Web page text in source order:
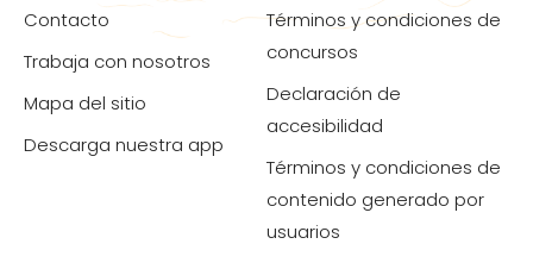
Contacto
Trabaja con nosotros
Mapa del sitio
Descarga nuestra app
Términos y condiciones de
concursos
Declaración de
accesibilidad
Términos y condiciones de
contenido generado por
usuarios